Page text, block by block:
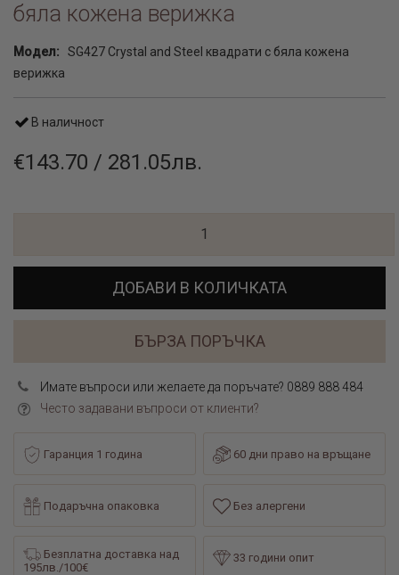
бяла кожена верижка
Модел:
SG427 Crystal and Steel квадрати с бяла кожена
верижка
В наличност
€143.70 / 281.05лв.
ДОБАВИ В КОЛИЧКАТА
БЪРЗА ПОРЪЧКА
Имате въпроси или желаете да поръчате? 0889 888 484
Често задавани въпроси от клиенти?
Гаранция 1 година 60 дни право на връщане
Подаръчна опаковка Без алергени
Безплатна доставка над
195лв./100€
33 години опит